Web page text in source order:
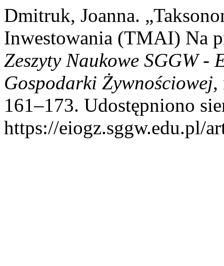
Dmitruk, Joanna.
Inwestowania (TMAI) Na
Zeszyty Naukowe SGGW
Gospodarki Żywnościowej,
161–173. Udostępniono
https://eiogz.sggw.edu.pl/